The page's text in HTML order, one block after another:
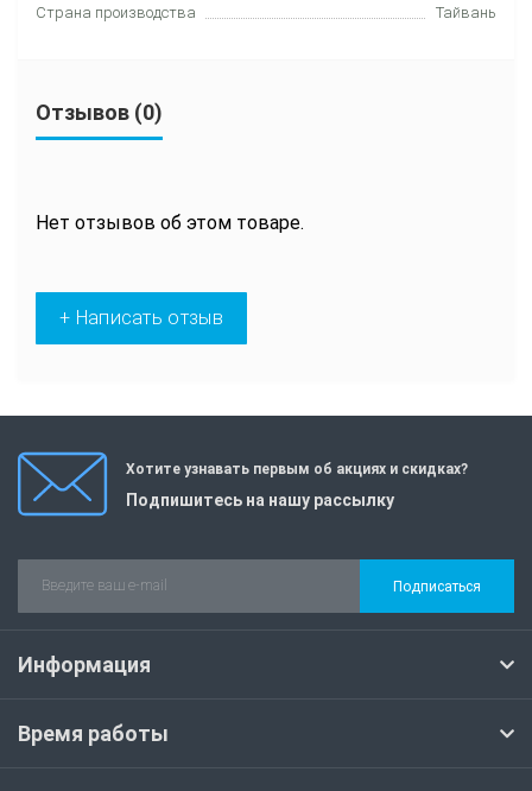
Страна производства
Тайвань
Отзывов (0)
Нет отзывов об этом товаре.
+ Написать отзыв
Хотите узнавать первым об акциях и скидках?
Подпишитесь на нашу рассылку
Подписаться
Информация
Время работы